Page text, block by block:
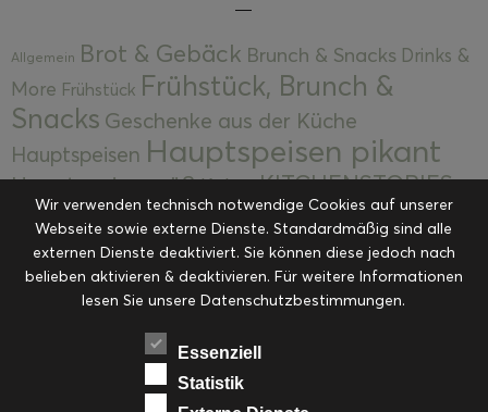
Allgemein Brot & Gebäck Brunch & Snacks Drinks &
More Frühstück Frühstück, Brunch &
Snacks Geschenke aus der Küche
Hauptspeisen Hauptspeisen pikant
Hauptspeisen süßKekseKITCHENSTORIES
Kuchen, Torten & Desserts Kuchen und
Desserts Kulinarik Kulinarische Mitbringsel &
Eingemachtes Ohne Kategorie Ostern Resteküche
RezepteSaisonalSliderStartseite
Suppen, Salate & Vorspeisen
Vorspeisen, Salate & Suppen
Wir verwenden technisch notwendige Cookies auf unserer
Webseite sowie externe Dienste. Standardmäßig sind alle
externen Dienste deaktiviert. Sie können diese jedoch nach
belieben aktivieren & deaktivieren. Für weitere Informationen
lesen Sie unsere Datenschutzbestimmungen.
Essenziell
Statistik